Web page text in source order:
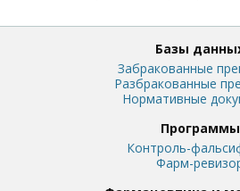
Базы
Забракованные
Разбракованные
Нормативные
Программы
Контроль-
Фарм-